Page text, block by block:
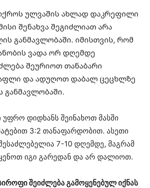
ულვაშის ახლად დაკრეფილი
შენახვა შეგიძლიათ არა
განმავლობაში. იმისთვის, რომ
ვადა ორ დღემდე
შეურიოთ თანაბარი
და ადუღოთ დაბალ ცეცხლზე
განმავლობაში.
უფრო დიდხანს შეინახოთ მასში
3:2 თანაფარდობით. ასეთი
შესაძლებელია 7-10 დღემდე, მაგრამ
იგი გარედან და არ დალიოთ.
შეიძლება გამოყენებულ იქნას